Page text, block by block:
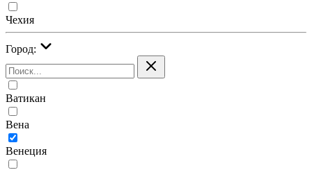
Чехия
Город:
Ватикан
Вена
Венеция